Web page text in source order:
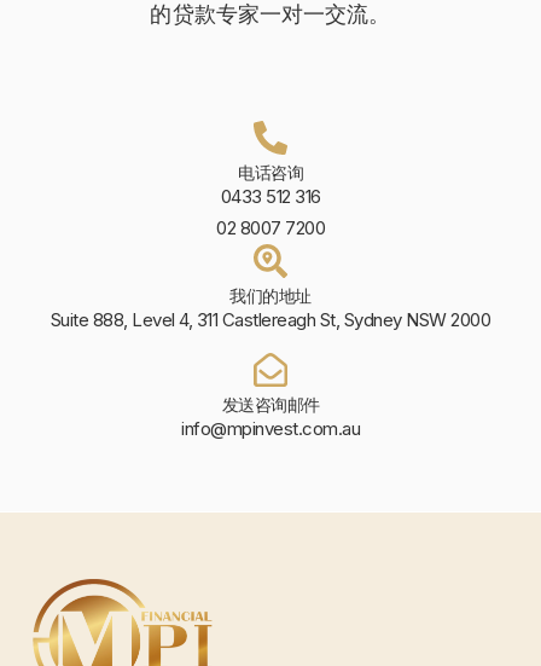
的贷款专家一对一交流。
电话咨询
0433 512 316
02 8007 7200
我们的地址
Suite 888, Level 4, 311 Castlereagh St, Sydney NSW 2000
发送咨询邮件
info@mpinvest.com.au